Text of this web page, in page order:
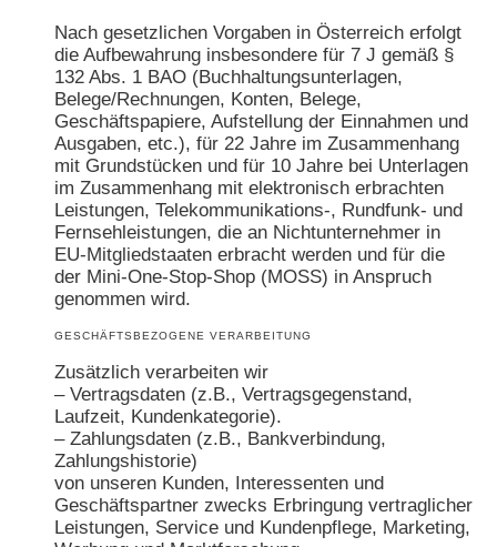
Nach gesetzlichen Vorgaben in Österreich erfolgt
die Aufbewahrung insbesondere für 7 J gemäß §
132 Abs. 1 BAO (Buchhaltungsunterlagen,
Belege/Rechnungen, Konten, Belege,
Geschäftspapiere, Aufstellung der Einnahmen und
Ausgaben, etc.), für 22 Jahre im Zusammenhang
mit Grundstücken und für 10 Jahre bei Unterlagen
im Zusammenhang mit elektronisch erbrachten
Leistungen, Telekommunikations-, Rundfunk- und
Fernsehleistungen, die an Nichtunternehmer in
EU-Mitgliedstaaten erbracht werden und für die
der Mini-One-Stop-Shop (MOSS) in Anspruch
genommen wird.
GESCHÄFTSBEZOGENE VERARBEITUNG
Zusätzlich verarbeiten wir
– Vertragsdaten (z.B., Vertragsgegenstand,
Laufzeit, Kundenkategorie).
– Zahlungsdaten (z.B., Bankverbindung,
Zahlungshistorie)
von unseren Kunden, Interessenten und
Geschäftspartner zwecks Erbringung vertraglicher
Leistungen, Service und Kundenpflege, Marketing,